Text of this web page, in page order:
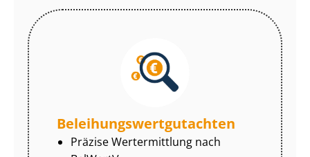
Be­lei­hungs­wert­gut­ach­ten
Präzise Wertermittlung nach